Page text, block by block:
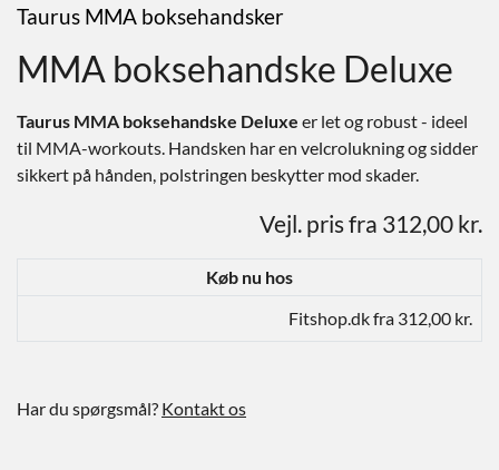
Taurus MMA boksehandsker
MMA boksehandske Deluxe
Taurus MMA boksehandske Deluxe er let og robust - ideel
til MMA-workouts. Handsken har en velcrolukning og sidder
sikkert på hånden, polstringen beskytter mod skader.
Vejl. pris fra 312,00 kr.
Køb nu hos
Fitshop.dk fra 312,00 kr.
Har du spørgsmål? Kontakt os